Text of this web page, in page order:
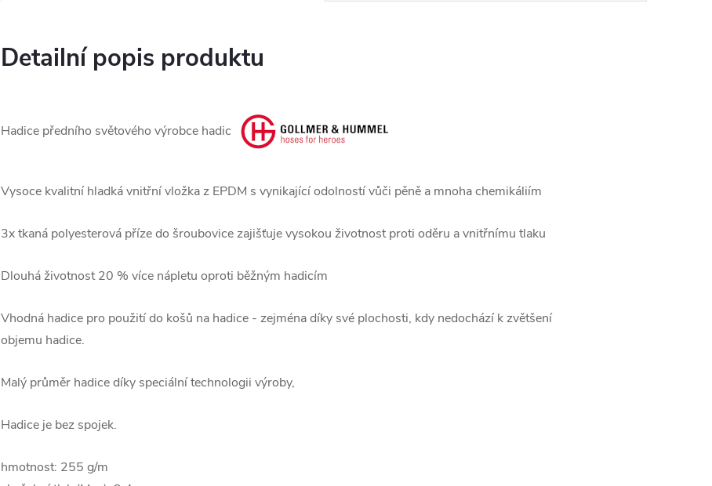
Detailní popis produktu
Hadice předního světového výrobce hadic
Vysoce kvalitní hladká vnitřní vložka z EPDM s vynikající odolností vůči pěně a mnoha chemikáliím
3x tkaná polyesterová příze do šroubovice zajišťuje vysokou životnost proti oděru a vnitřnímu tlaku
Dlouhá životnost 20 % více nápletu oproti běžným hadicím
Vhodná hadice pro použití do košů na hadice - zejména díky své plochosti, kdy nedochází k zvětšení
objemu hadice.
Malý průměr hadice díky speciální technologii výroby,
Hadice je bez spojek.
hmotnost: 255 g/m